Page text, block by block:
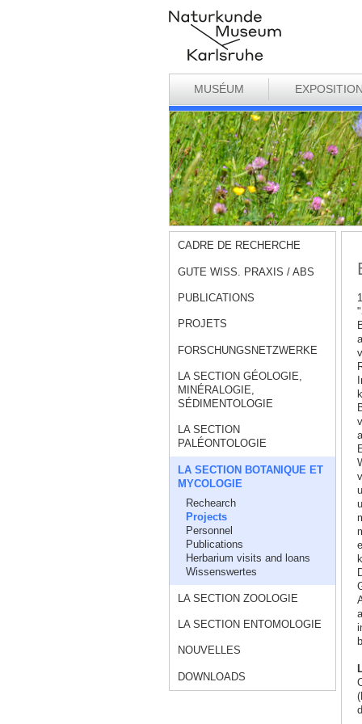
MUSÉUM
CADRE DE RECHERCHE
GUTE WISS. PRAXIS / ABS
PUBLICATIONS
PROJETS
FORSCHUNGSNETZWERKE
LA SECTION GÉOLOGIE,
MINÉRALOGIE,
SÉDIMENTOLOGIE
LA SECTION
PALÉONTOLOGIE
LA SECTION BOTANIQUE ET
MYCOLOGIE
Rechearch
Projects
Personnel
Publications
Herbarium visits and loans
Wissenswertes
LA SECTION ZOOLOGIE
LA SECTION ENTOMOLOGIE
NOUVELLES
DOWNLOADS
"